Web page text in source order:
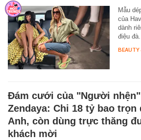
Mẫu
của
dành
điệu đà.
BEAUTY
Đám cưới của "Người nhện"
Zendaya: Chi 18 tỷ bao
Anh, còn dùng trực thăng
khách mời